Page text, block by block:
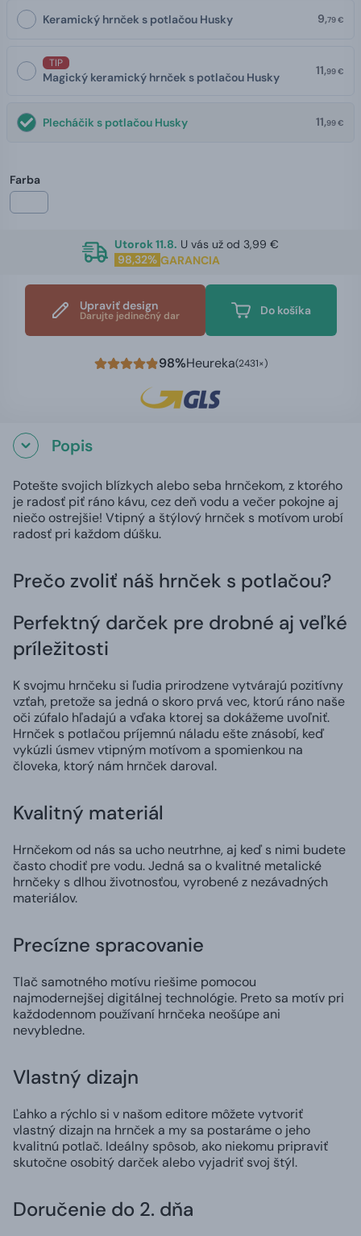
Keramický hrnček s potlačou Husky 9,79 €
TIP
Magický keramický hrnček s potlačou Husky 11,99 €
Plecháčik s potlačou Husky 11,99 €
Farba
Utorok 11.8. U vás už od 3,99 €
98,32% GARANCIA
Upraviť design
Darujte jedinečný dar Do košíka
98%Heureka(2431×)
Popis
Potešte svojich blízkych alebo seba hrnčekom, z ktorého
je radosť piť ráno kávu, cez deň vodu a večer pokojne aj
niečo ostrejšie! Vtipný a štýlový hrnček s motívom urobí
radosť pri každom dúšku.
Prečo zvoliť náš hrnček s potlačou?
Perfektný darček pre drobné aj veľké
príležitosti
K svojmu hrnčeku si ľudia prirodzene vytvárajú pozitívny
vzťah, pretože sa jedná o skoro prvá vec, ktorú ráno naše
oči zúfalo hľadajú a vďaka ktorej sa dokážeme uvoľniť.
Hrnček s potlačou príjemnú náladu ešte znásobí, keď
vykúzli úsmev vtipným motívom a spomienkou na
človeka, ktorý nám hrnček daroval.
Kvalitný materiál
Hrnčekom od nás sa ucho neutrhne, aj keď s nimi budete
často chodiť pre vodu. Jedná sa o kvalitné metalické
hrnčeky s dlhou životnosťou, vyrobené z nezávadných
materiálov.
Precízne spracovanie
Tlač samotného motívu riešime pomocou
najmodernejšej digitálnej technológie. Preto sa motív pri
každodennom používaní hrnčeka neošúpe ani
nevybledne.
Vlastný dizajn
Ľahko a rýchlo si v našom editore môžete vytvoriť
vlastný dizajn na hrnček a my sa postaráme o jeho
kvalitnú potlač. Ideálny spôsob, ako niekomu pripraviť
skutočne osobitý darček alebo vyjadriť svoj štýl.
Doručenie do 2. dňa